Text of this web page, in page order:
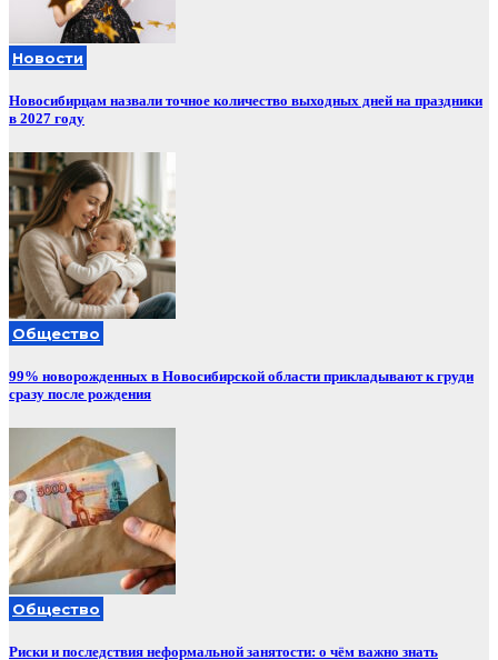
Новости
Новосибирцам назвали точное количество выходных дней на праздники
в 2027 году
Общество
99% новорожденных в Новосибирской области прикладывают к груди
сразу после рождения
Общество
Риски и последствия неформальной занятости: о чём важно знать